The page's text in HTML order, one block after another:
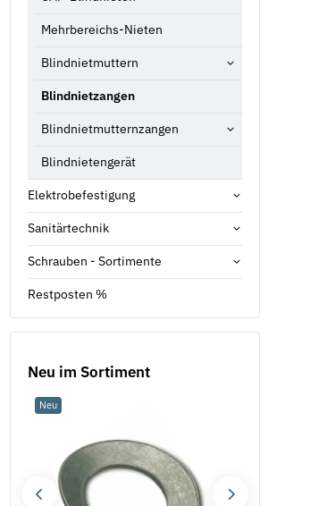
Bestseller Bestseller
Mehrbereichs-Nieten
Blindnietmuttern
Blindnietzangen
Blindnietmutternzangen
Blindnietengerät
Elektrobefestigung
Sanitärtechnik
Schrauben - Sortimente
Restposten %
Neu im Sortiment
Neu